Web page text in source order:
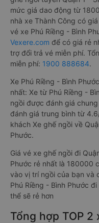
mức giá dao động từ
nhà xe Thành Công có
vé xe Phú Riềng - Bình
Vexere.com để có giá rẻ
trợ đổi trả vé miễn phí.
miễn phí: 1900 888684.
Xe Phú Riềng - Bình
nhất: Xe từ Phú Riềng -
ngồi được đánh giá
đánh giá trung bình từ
khách Xe ghế ngồi về
Phước.
Giá vé xe ghế ngồi đi
Phước rẻ nhất là 180000
vào vị trí ngồi của bạn và
Phú Riềng - Bình Phước
thể sẽ rẻ hơn
Tổng hợp TOP 2